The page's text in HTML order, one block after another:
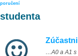
…A0 a A1 s